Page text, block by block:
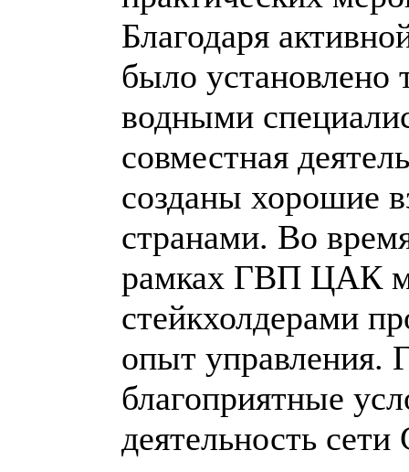
Благодаря
было установлено
водными
совместная
созданы хорошие
странами. Во
рамках ГВП ЦАК
стейкхолдерами
опыт управления.
благоприятные
деятельность